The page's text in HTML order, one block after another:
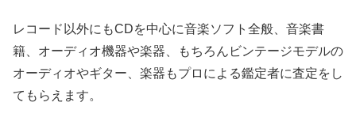
レコード以外にもCDを中心に音楽ソフト全般、音楽書
籍、オーディオ機器や楽器、もちろんビンテージモデルの
オーディオやギター、楽器もプロによる鑑定者に査定をし
てもらえます。